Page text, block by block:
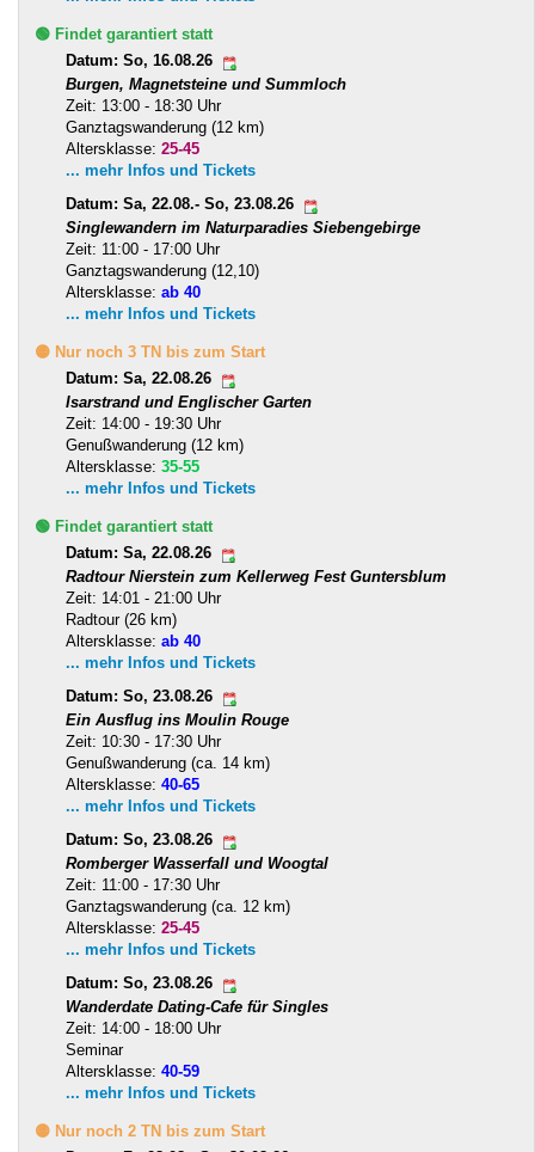
🟢 Findet garantiert statt
Datum: So, 16.08.26
Burgen, Magnetsteine und Summloch
Zeit: 13:00 - 18:30 Uhr
Ganztagswanderung (12 km)
Altersklasse: 25-45
... mehr Infos und Tickets
Datum: Sa, 22.08.- So, 23.08.26
Singlewandern im Naturparadies Siebengebirge
Zeit: 11:00 - 17:00 Uhr
Ganztagswanderung (12,10)
Altersklasse: ab 40
... mehr Infos und Tickets
🟡 Nur noch 3 TN bis zum Start
Datum: Sa, 22.08.26
Isarstrand und Englischer Garten
Zeit: 14:00 - 19:30 Uhr
Genußwanderung (12 km)
Altersklasse: 35-55
... mehr Infos und Tickets
🟢 Findet garantiert statt
Datum: Sa, 22.08.26
Radtour Nierstein zum Kellerweg Fest Guntersblum
Zeit: 14:01 - 21:00 Uhr
Radtour (26 km)
Altersklasse: ab 40
... mehr Infos und Tickets
Datum: So, 23.08.26
Ein Ausflug ins Moulin Rouge
Zeit: 10:30 - 17:30 Uhr
Genußwanderung (ca. 14 km)
Altersklasse: 40-65
... mehr Infos und Tickets
Datum: So, 23.08.26
Romberger Wasserfall und Woogtal
Zeit: 11:00 - 17:30 Uhr
Ganztagswanderung (ca. 12 km)
Altersklasse: 25-45
... mehr Infos und Tickets
Datum: So, 23.08.26
Wanderdate Dating-Cafe für Singles
Zeit: 14:00 - 18:00 Uhr
Seminar
Altersklasse: 40-59
... mehr Infos und Tickets
🟡 Nur noch 2 TN bis zum Start